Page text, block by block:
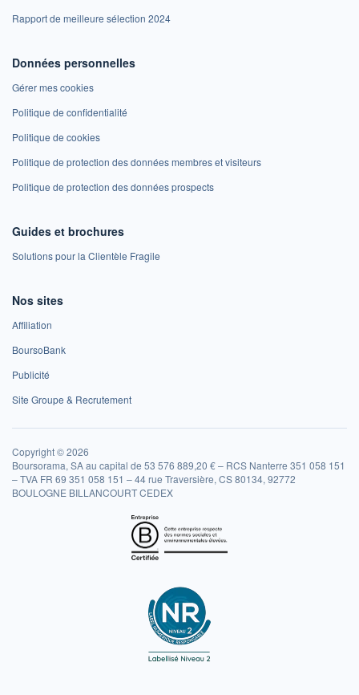
Rapport de meilleure sélection 2024
Données personnelles
Gérer mes cookies
Politique de confidentialité
Politique de cookies
Politique de protection des données membres et visiteurs
Politique de protection des données prospects
Guides et brochures
Solutions pour la Clientèle Fragile
Nos sites
Affiliation
BoursoBank
Publicité
Site Groupe & Recrutement
Copyright © 2026
Boursorama, SA au capital de 53 576 889,20 € – RCS Nanterre 351 058 151
– TVA FR 69 351 058 151 – 44 rue Traversière, CS 80134, 92772
BOULOGNE BILLANCOURT CEDEX